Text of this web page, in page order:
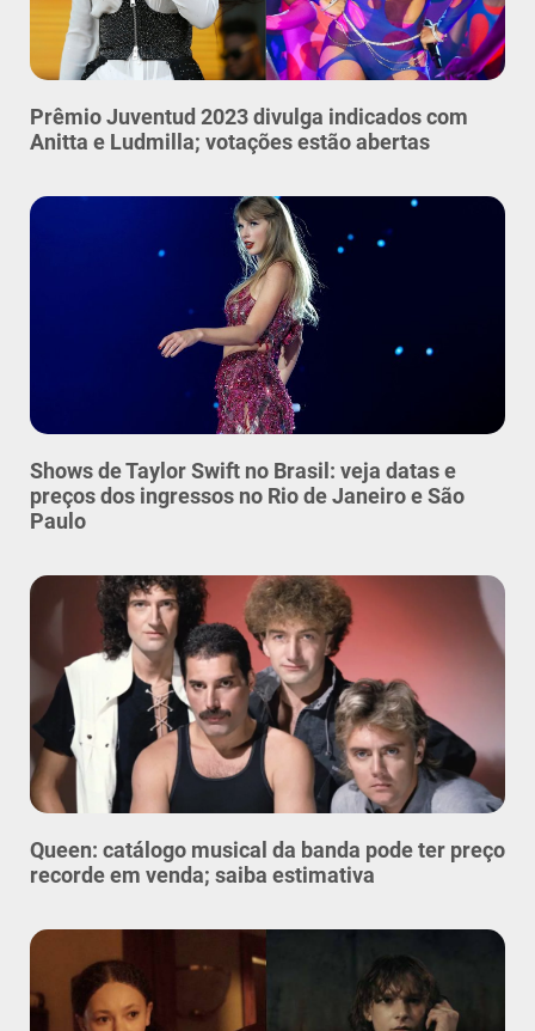
Prêmio Juventud 2023 divulga indicados com
Anitta e Ludmilla; votações estão abertas
Shows de Taylor Swift no Brasil: veja datas e
preços dos ingressos no Rio de Janeiro e São
Paulo
Queen: catálogo musical da banda pode ter preço
recorde em venda; saiba estimativa